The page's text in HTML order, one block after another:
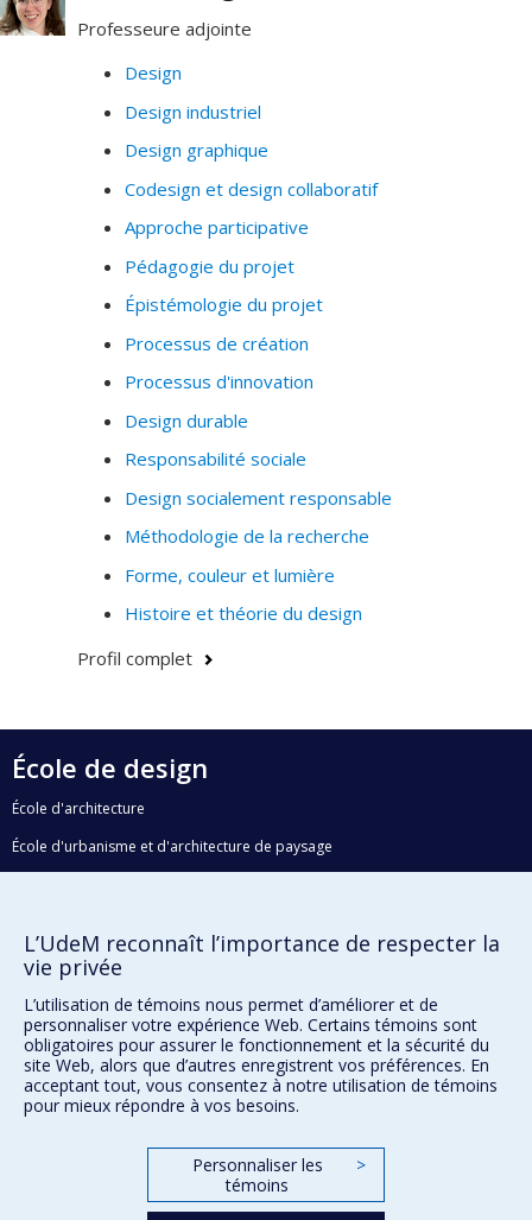
Professeure adjointe
Design
Design industriel
Design graphique
Codesign et design collaboratif
Approche participative
Pédagogie du projet
Épistémologie du projet
Processus de création
Processus d'innovation
Design durable
Responsabilité sociale
Design socialement responsable
Méthodologie de la recherche
Forme, couleur et lumière
Histoire et théorie du design
Profil complet
École de design
École d'architecture
École d'urbanisme et d'architecture de paysage
Faculté de l'aménagement
Plan du site
Accessibilité
Confidentialité
Conditions d’utilisation
Paramètres des témoins
L’UdeM reconnaît l’importance de respecter la
vie privée
L’utilisation de témoins nous permet d’améliorer et de
personnaliser votre expérience Web. Certains témoins sont
obligatoires pour assurer le fonctionnement et la sécurité du
site Web, alors que d’autres enregistrent vos préférences. En
acceptant tout, vous consentez à notre utilisation de témoins
pour mieux répondre à vos besoins.
Personnaliser les
témoins
>